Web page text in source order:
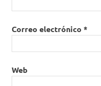
Correo electrónico *
Web